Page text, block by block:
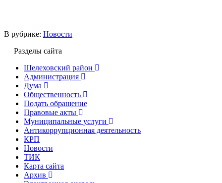
В рубрике: Новости
Разделы сайта
Шелеховский район
Администрация
Дума
Общественность
Подать обращение
Правовые акты
Муниципальные услуги
Антикоррупционная деятельность
КРП
Новости
ТИК
Карта сайта
Архив